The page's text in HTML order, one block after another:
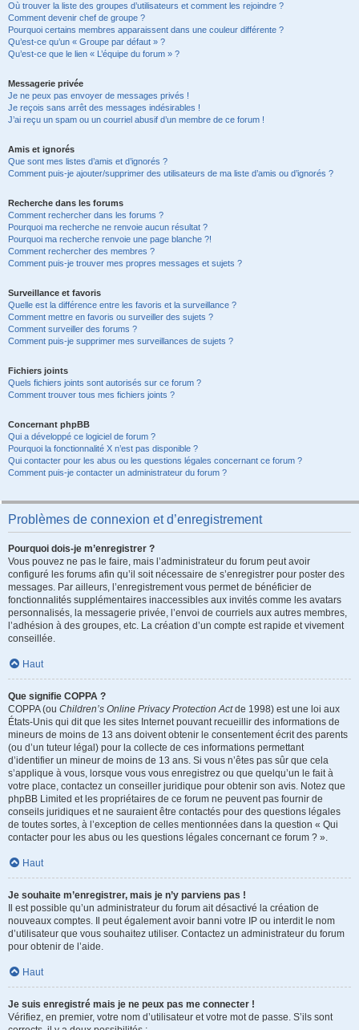
Où trouver la liste des groupes d’utilisateurs et comment les rejoindre ?
Comment devenir chef de groupe ?
Pourquoi certains membres apparaissent dans une couleur différente ?
Qu’est-ce qu’un « Groupe par défaut » ?
Qu’est-ce que le lien « L’équipe du forum » ?
Messagerie privée
Je ne peux pas envoyer de messages privés !
Je reçois sans arrêt des messages indésirables !
J’ai reçu un spam ou un courriel abusif d’un membre de ce forum !
Amis et ignorés
Que sont mes listes d’amis et d’ignorés ?
Comment puis-je ajouter/supprimer des utilisateurs de ma liste d’amis ou d’ignorés ?
Recherche dans les forums
Comment rechercher dans les forums ?
Pourquoi ma recherche ne renvoie aucun résultat ?
Pourquoi ma recherche renvoie une page blanche ?!
Comment rechercher des membres ?
Comment puis-je trouver mes propres messages et sujets ?
Surveillance et favoris
Quelle est la différence entre les favoris et la surveillance ?
Comment mettre en favoris ou surveiller des sujets ?
Comment surveiller des forums ?
Comment puis-je supprimer mes surveillances de sujets ?
Fichiers joints
Quels fichiers joints sont autorisés sur ce forum ?
Comment trouver tous mes fichiers joints ?
Concernant phpBB
Qui a développé ce logiciel de forum ?
Pourquoi la fonctionnalité X n’est pas disponible ?
Qui contacter pour les abus ou les questions légales concernant ce forum ?
Comment puis-je contacter un administrateur du forum ?
Problèmes de connexion et d’enregistrement
Pourquoi dois-je m’enregistrer ?
Vous pouvez ne pas le faire, mais l’administrateur du forum peut avoir
configuré les forums afin qu’il soit nécessaire de s’enregistrer pour poster des
messages. Par ailleurs, l’enregistrement vous permet de bénéficier de
fonctionnalités supplémentaires inaccessibles aux invités comme les avatars
personnalisés, la messagerie privée, l’envoi de courriels aux autres membres,
l’adhésion à des groupes, etc. La création d’un compte est rapide et vivement
conseillée.
Haut
Que signifie COPPA ?
COPPA (ou Children’s Online Privacy Protection Actde 1998) est une loi aux
États-Unis qui dit que les sites Internet pouvant recueillir des informations de
mineurs de moins de 13 ans doivent obtenir le consentement écrit des parents
(ou d’un tuteur légal) pour la collecte de ces informations permettant
d’identifier un mineur de moins de 13 ans. Si vous n’êtes pas sûr que cela
s’applique à vous, lorsque vous vous enregistrez ou que quelqu’un le fait à
votre place, contactez un conseiller juridique pour obtenir son avis. Notez que
phpBB Limited et les propriétaires de ce forum ne peuvent pas fournir de
conseils juridiques et ne sauraient être contactés pour des questions légales
de toutes sortes, à l’exception de celles mentionnées dans la question « Qui
contacter pour les abus ou les questions légales concernant ce forum ? ».
Haut
Je souhaite m’enregistrer, mais je n’y parviens pas !
Il est possible qu’un administrateur du forum ait désactivé la création de
nouveaux comptes. Il peut également avoir banni votre IP ou interdit le nom
d’utilisateur que vous souhaitez utiliser. Contactez un administrateur du forum
pour obtenir de l’aide.
Haut
Je suis enregistré mais je ne peux pas me connecter !
Vérifiez, en premier, votre nom d’utilisateur et votre mot de passe. S’ils sont